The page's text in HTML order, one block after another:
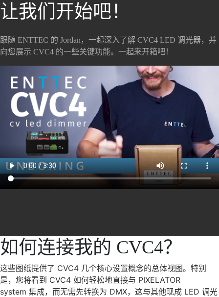
让我们开始吧！
跟随 ENTTEC 的 Jordan，一起深入了解 CVC4 LED 调光器，并
向您展示 CVC4 的一些关键功能。一起来开箱吧！
如何连接我的 CVC4？
这些图纸提供了 CVC4 几个核心设置概念的总体视图。特别
是，您将看到 CVC4 如何轻松地直接与 PIXELATOR
system 集成，而无需先转换为 DMX，这与其他现成 LED 调光